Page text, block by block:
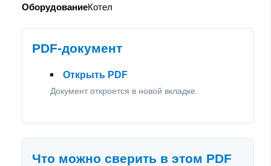
ОборудованиеКотел
PDF-документ
Открыть PDF
Документ откроется в новой вкладке.
Что можно сверить в этом PDF